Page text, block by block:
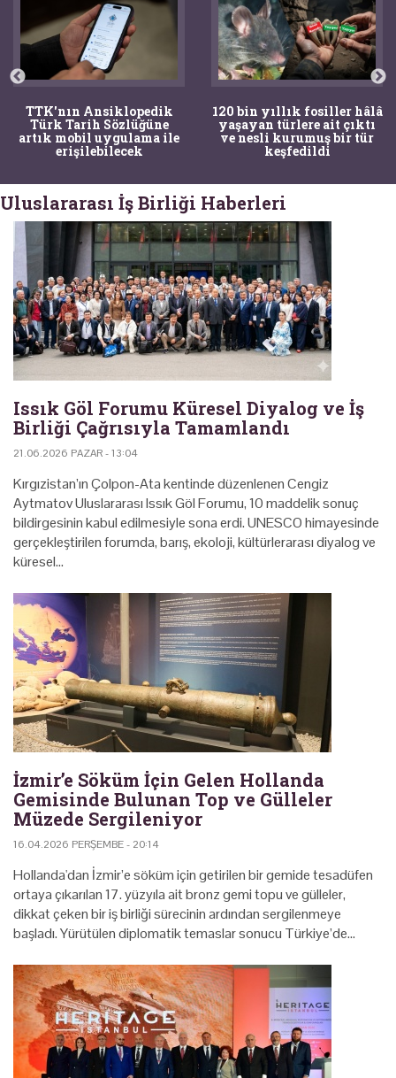
TTK'nın Ansiklopedik
Türk Tarih Sözlüğüne
artık mobil uygulama ile
erişilebilecek
120 bin yıllık fosiller hâlâ
yaşayan türlere ait çıktı
ve nesli kurumuş bir tür
keşfedildi
Uluslararası İş Birliği Haberleri
Issık Göl Forumu Küresel Diyalog ve İş
Birliği Çağrısıyla Tamamlandı
21.06.2026 PAZAR - 13:04
Kırgızistan’ın Çolpon-Ata kentinde düzenlenen Cengiz
Aytmatov Uluslararası Issık Göl Forumu, 10 maddelik sonuç
bildirgesinin kabul edilmesiyle sona erdi. UNESCO himayesinde
gerçekleştirilen forumda, barış, ekoloji, kültürlerarası diyalog ve
küresel…
İzmir’e Söküm İçin Gelen Hollanda
Gemisinde Bulunan Top ve Gülleler
Müzede Sergileniyor
16.04.2026 PERŞEMBE - 20:14
Hollanda'dan İzmir’e söküm için getirilen bir gemide tesadüfen
ortaya çıkarılan 17. yüzyıla ait bronz gemi topu ve gülleler,
dikkat çeken bir iş birliği sürecinin ardından sergilenmeye
başladı. Yürütülen diplomatik temaslar sonucu Türkiye’de…